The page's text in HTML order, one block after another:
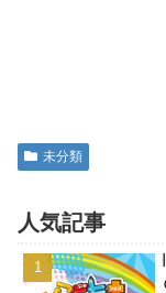
未分類
人気記事